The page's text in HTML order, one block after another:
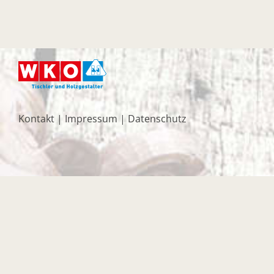
Kontakt | Impressum | Datenschutz